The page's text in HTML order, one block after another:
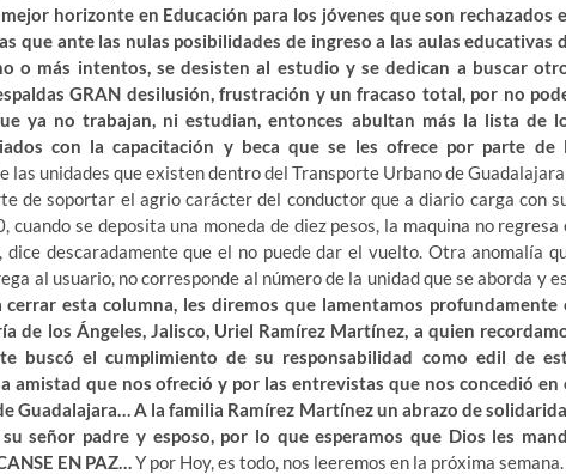
horizonte en Educación para los jóvenes que son rechazados
que ante las nulas posibilidades de ingreso a las aulas educativas
o más intentos, se desisten al estudio y se dedican a buscar
GRAN desilusión, frustración y un fracaso total, por no
ya no trabajan, ni estudian, entonces abultan más la lista de
con la capacitación y beca que se les ofrece por parte de
las unidades que existen dentro del Transporte Urbano de
de soportar el agrio carácter del conductor que a diario carga con
se deposita una moneda de diez pesos, la maquina no regresa
descaradamente que el no puede dar el vuelto. Otra anomalía
al usuario, no corresponde al número de la unidad que se aborda y
cerrar esta columna, les diremos que lamentamos profundamente
de los Ángeles, Jalisco, Uriel Ramírez Martínez, a quien
buscó el cumplimiento de su responsabilidad como edil de
amistad que nos ofreció y por las entrevistas que nos concedió en
Guadalajara… A la familia Ramírez Martínez un abrazo de
señor padre y esposo, por lo que esperamos que Dios les
EN PAZ…Y por Hoy, es todo, nos leeremos en la próxima semana.